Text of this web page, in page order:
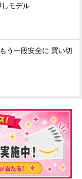
モデル
う一段安全に 買い切